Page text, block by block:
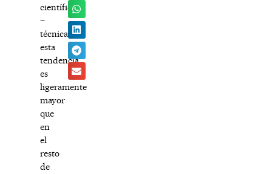
científico
–
técnicas,
esta
tendencia
es
ligeramente
mayor
que
en
el
resto
de